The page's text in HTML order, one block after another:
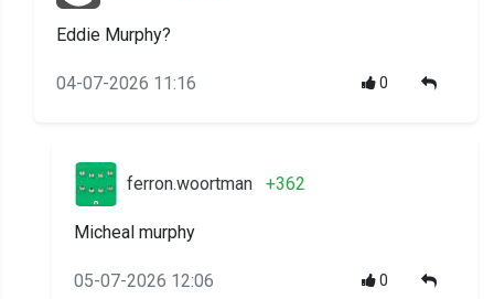
Eddie Murphy?
04-07-2026 11:16 0
ferron.woortman +362
Micheal murphy
05-07-2026 12:06 0